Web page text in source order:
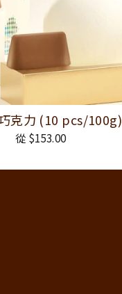
克力 (10 pcs/100g)
從 $153.00